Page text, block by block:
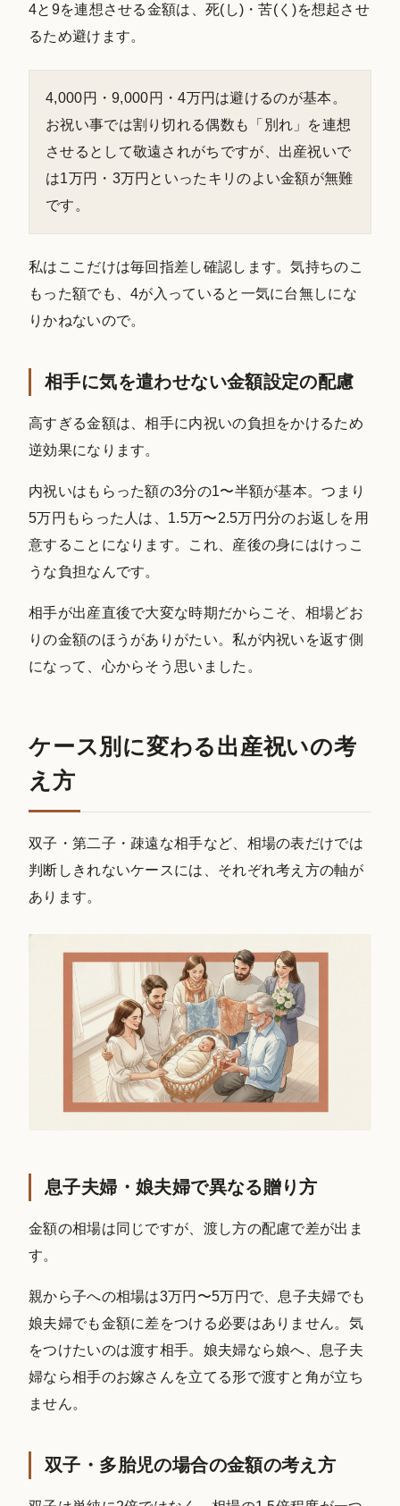
4と9を連想させる金額は、死(し)・苦(く)を想起させ
るため避けます。
4,000円・9,000円・4万円は避けるのが基本。
お祝い事では割り切れる偶数も「別れ」を連想
させるとして敬遠されがちですが、出産祝いで
は1万円・3万円といったキリのよい金額が無難
です。
私はここだけは毎回指差し確認します。気持ちのこ
もった額でも、4が入っていると一気に台無しにな
りかねないので。
相手に気を遣わせない金額設定の配慮
高すぎる金額は、相手に内祝いの負担をかけるため
逆効果になります。
内祝いはもらった額の3分の1〜半額が基本。つまり
5万円もらった人は、1.5万〜2.5万円分のお返しを用
意することになります。これ、産後の身にはけっこ
うな負担なんです。
相手が出産直後で大変な時期だからこそ、相場どお
りの金額のほうがありがたい。私が内祝いを返す側
になって、心からそう思いました。
ケース別に変わる出産祝いの考
え方
双子・第二子・疎遠な相手など、相場の表だけでは
判断しきれないケースには、それぞれ考え方の軸が
あります。
息子夫婦・娘夫婦で異なる贈り方
金額の相場は同じですが、渡し方の配慮で差が出ま
す。
親から子への相場は3万円〜5万円で、息子夫婦でも
娘夫婦でも金額に差をつける必要はありません。気
をつけたいのは渡す相手。娘夫婦なら娘へ、息子夫
婦なら相手のお嫁さんを立てる形で渡すと角が立ち
ません。
双子・多胎児の場合の金額の考え方